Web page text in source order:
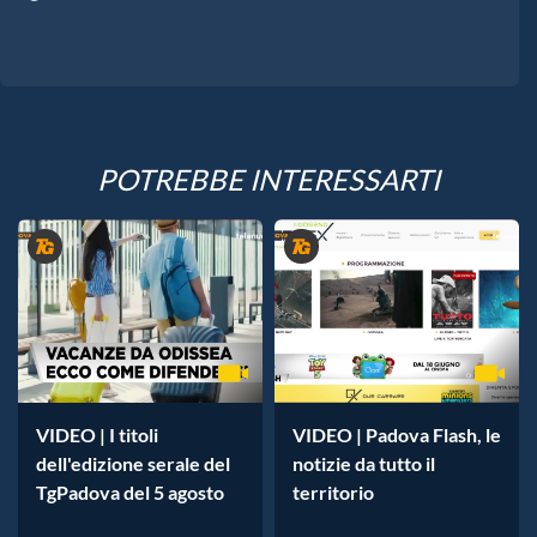
POTREBBE INTERESSARTI
VIDEO | I titoli
dell'edizione serale del
TgPadova del 5 agosto
VIDEO | Padova Flash, le
notizie da tutto il
territorio